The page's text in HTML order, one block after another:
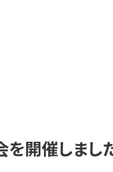
開催しまし